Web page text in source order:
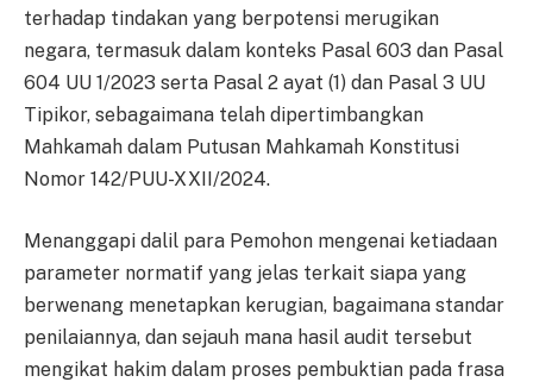
terhadap tindakan yang berpotensi merugikan
negara, termasuk dalam konteks Pasal 603 dan Pasal
604 UU 1/2023 serta Pasal 2 ayat (1) dan Pasal 3 UU
Tipikor, sebagaimana telah dipertimbangkan
Mahkamah dalam Putusan Mahkamah Konstitusi
Nomor 142/PUU-XXII/2024.
Menanggapi dalil para Pemohon mengenai ketiadaan
parameter normatif yang jelas terkait siapa yang
berwenang menetapkan kerugian, bagaimana standar
penilaiannya, dan sejauh mana hasil audit tersebut
mengikat hakim dalam proses pembuktian pada frasa